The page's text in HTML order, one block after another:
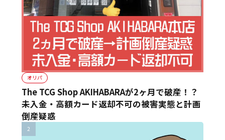
オリパ
The TCG Shop AKIHABARAが2ヶ月で破産！？
未入金・高額カード返却不可の被害実態と計画
倒産疑惑